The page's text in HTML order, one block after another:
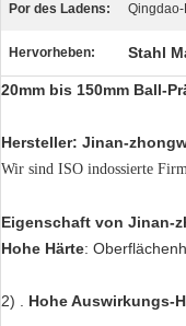
Por des Ladens:
Hervorheben: Stahl
20mm bis 150mm Ball-
Hersteller: Jinan-
Wir sind ISO indossierte
Eigenschaft von Jinan-
Hohe Härte:
2) . Hohe Auswirkungs-